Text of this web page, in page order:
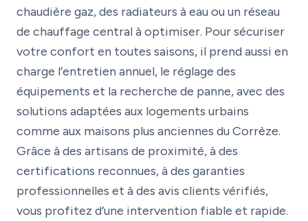
chaudière gaz, des radiateurs à eau ou un réseau
de chauffage central à optimiser. Pour sécuriser
votre confort en toutes saisons, il prend aussi en
charge l’entretien annuel, le réglage des
équipements et la recherche de panne, avec des
solutions adaptées aux logements urbains
comme aux maisons plus anciennes du Corrèze.
Grâce à des artisans de proximité, à des
certifications reconnues, à des garanties
professionnelles et à des avis clients vérifiés,
vous profitez d’une intervention fiable et rapide.